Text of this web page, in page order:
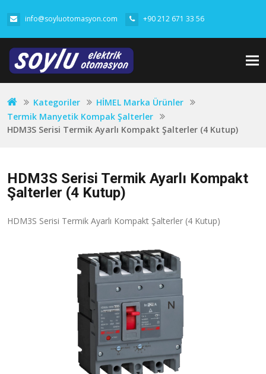
info@soyluotomasyon.com +90 212 671 33 56
Kategoriler
HİMEL Marka Ürünler
Termik Manyetik Kompak Şalterler
HDM3S Serisi Termik Ayarlı Kompakt Şalterler (4 Kutup)
HDM3S Serisi Termik Ayarlı Kompakt
Şalterler (4 Kutup)
HDM3S Serisi Termik Ayarlı Kompakt Şalterler (4 Kutup)